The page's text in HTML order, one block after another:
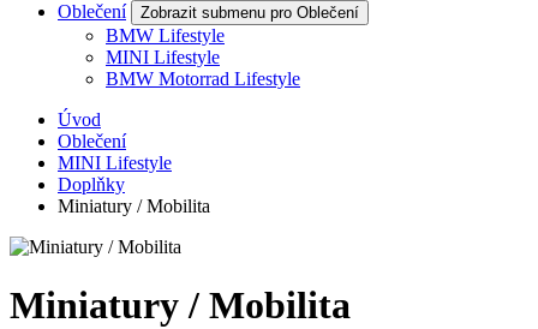
Oblečení
Zobrazit submenu pro Oblečení
BMW Lifestyle
MINI Lifestyle
BMW Motorrad Lifestyle
Úvod
Oblečení
MINI Lifestyle
Doplňky
Miniatury / Mobilita
Miniatury / Mobilita